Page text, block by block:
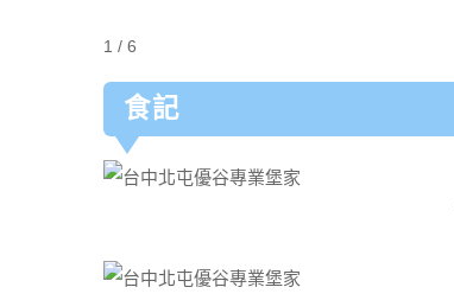
1 / 6
食記